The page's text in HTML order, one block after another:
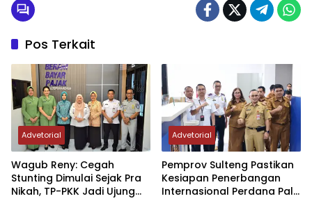
dan ketertiban
masyarakat (Kantimas)
Poso secara umum,
apalagi menjelang hari
raya Idul Fitri 1439
Hijriah,”kata Kapolda
Sulteng Brigjen Pol.…
Pos Terkait
Advetorial
Wagub Reny: Cegah
Stunting Dimulai Sejak Pra
Nikah, TP-PKK Jadi Ujung
Advetorial
Pemprov Sulteng Pastikan
Kesiapan Penerbangan
Internasional Perdana Palu